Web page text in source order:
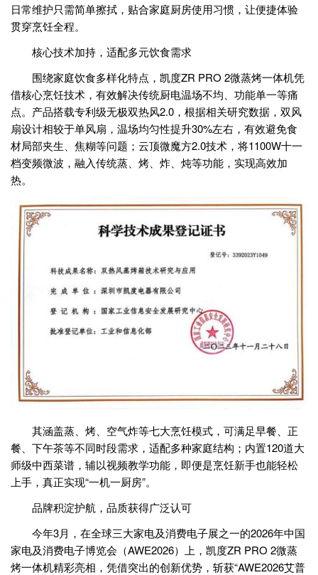
日常维护只需简单擦拭，贴合家庭厨房使用习惯，让便捷体验
贯穿烹饪全程。
核心技术加持，适配多元饮食需求
围绕家庭饮食多样化特点，凯度ZR PRO 2微蒸烤一体机凭
借核心烹饪技术，有效解决传统厨电温场不均、功能单一等痛
点。产品搭载专利级无极双热风2.0，根据相关研究数据，双风
扇设计相较于单风扇，温场均匀性提升30%左右，有效避免食
材局部夹生、焦糊等问题；云顶微魔方2.0技术，将1100W十一
档变频微波，融入传统蒸、烤、炸、炖等功能，实现高效加
热。
其涵盖蒸、烤、空气炸等七大烹饪模式，可满足早餐、正
餐、下午茶等不同时段需求，适配多种家庭结构；内置120道大
师级中西菜谱，辅以视频教学功能，即便是烹饪新手也能轻松
上手，真正实现“一机一厨房”。
品牌积淀护航，品质获得广泛认可
今年3月，在全球三大家电及消费电子展之一的2026年中国
家电及消费电子博览会（AWE2026）上，凯度ZR PRO 2微蒸
烤一体机精彩亮相，凭借突出的创新优势，斩获“AWE2026艾普